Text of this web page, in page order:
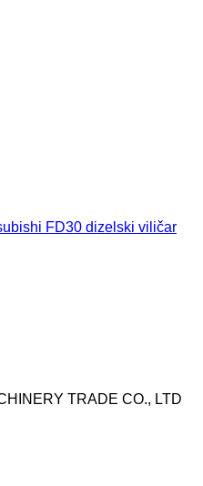
FD30 dizelski viličar
TRADE CO., LTD